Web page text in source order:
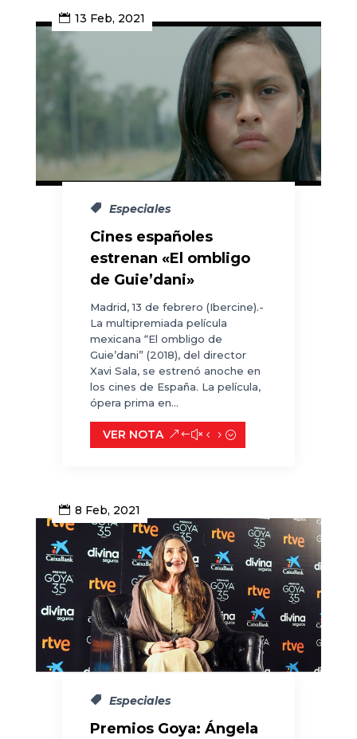
13 Feb, 2021
Especiales
Cines españoles
estrenan «El ombligo
de Guie’dani»
Madrid, 13 de febrero (Ibercine).-
La multipremiada película
mexicana “El ombligo de
Guie’dani” (2018), del director
Xavi Sala, se estrenó anoche en
los cines de España. La película,
ópera prima en...
VER NOTA
8 Feb, 2021
Especiales
Premios Goya: Ángela